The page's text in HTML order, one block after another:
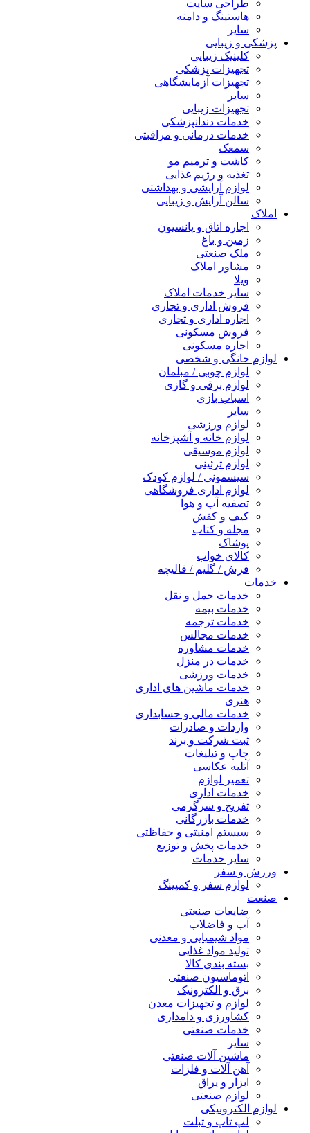
طراحی سایت
هاستینگ و دامنه
سایر
پزشکی و زیبایی
کلینیک زیبایی
تجهیزات پزشکی
تجهیزات آزمایشگاهی
سایر
تجهیزات زیبایی
خدمات دندانپزشکی
خدمات درمانی و مراقبتی
سمعک
کاشت و ترمیم مو
تغذیه و رژیم غذایی
لوازم آرایشی و بهداشتی
سالن آرایش و زیبایی
املاک
اجاره اتاق و پانسیون
زمین و باغ
ملک صنعتی
مشاور املاک
ویلا
سایر خدمات املاک
فروش اداری و تجاری
اجاره اداری و تجاری
فروش مسکونی
اجاره مسکونی
لوازم خانگی و شخصی
لوازم چوبی / مبلمان
لوازم برقی و گازی
اسباب بازی
سایر
لوازم ورزشی
لوازم خانه و آشپزخانه
لوازم موسیقی
لوازم تزئینی
سیسمونی / لوازم کودک
لوازم اداری فروشگاهی
تصفیه آب و هوا
کیف و کفش
مجله و کتاب
پوشاک
کالای خواب
فرش / گلیم / قالیچه
خدمات
خدمات حمل و نقل
خدمات بیمه
خدمات ترجمه
خدمات مجالس
خدمات مشاوره
خدمات در منزل
خدمات ورزشی
خدمات ماشین های اداری
هنری
خدمات مالی و حسابداری
واردات و صادرات
ثبت شرکت و برند
چاپ و تبلیغات
آتلیه عکاسی
تعمیر لوازم
خدمات اداری
تفریح و سرگرمی
خدمات بازرگانی
سیستم امنیتی و حفاظتی
خدمات پخش و توزیع
سایر خدمات
ورزش و سفر
لوازم سفر و کمپینگ
صنعت
ضایعات صنعتی
آب و فاضلاب
مواد شیمیایی و معدنی
تولید مواد غذایی
بسته بندی کالا
اتوماسیون صنعتی
برق و الکترونیک
لوازم و تجهیزات معدن
کشاورزی و دامداری
خدمات صنعتی
سایر
ماشین آلات صنعتی
آهن آلات و فلزات
ابزار و یراق
لوازم صنعتی
لوازم الکترونیکی
لپ تاپ و تبلت